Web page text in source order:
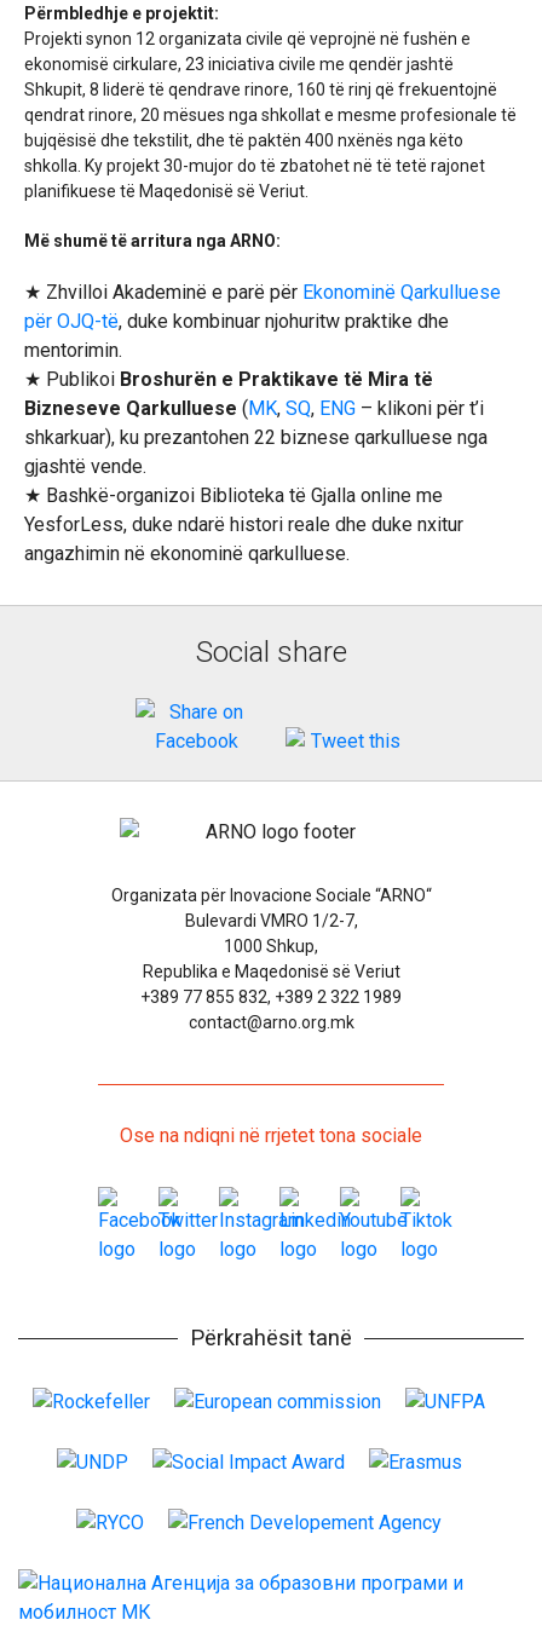
Përmbledhje e projektit:
Projekti synon 12 organizata civile që veprojnë në fushën e
ekonomisë cirkulare, 23 iniciativa civile me qendër jashtë
Shkupit, 8 liderë të qendrave rinore, 160 të rinj që frekuentojnë
qendrat rinore, 20 mësues nga shkollat e mesme profesionale të
bujqësisë dhe tekstilit, dhe të paktën 400 nxënës nga këto
shkolla. Ky projekt 30-mujor do të zbatohet në të tetë rajonet
planifikuese të Maqedonisë së Veriut.
Më shumë të arritura nga ARNO:
★ Zhvilloi Akademinë e parë për Ekonominë Qarkulluese
për OJQ-të, duke kombinuar njohuritw praktike dhe
mentorimin.
★ Publikoi Broshurën e Praktikave të Mira të
Bizneseve Qarkulluese (MK, SQ, ENG – klikoni për t’i
shkarkuar), ku prezantohen 22 biznese qarkulluese nga
gjashtë vende.
★ Bashkë-organizoi Biblioteka të Gjalla online me
YesforLess, duke ndarë histori reale dhe duke nxitur
angazhimin në ekonominë qarkulluese.
Social share
Organizata për Inovacione Sociale “ARNO“
Bulevardi VMRO 1/2-7,
1000 Shkup,
Republika e Maqedonisë së Veriut
+389 77 855 832, +389 2 322 1989
contact@arno.org.mk
Ose na ndiqni në rrjetet tona sociale
Përkrahësit tanë